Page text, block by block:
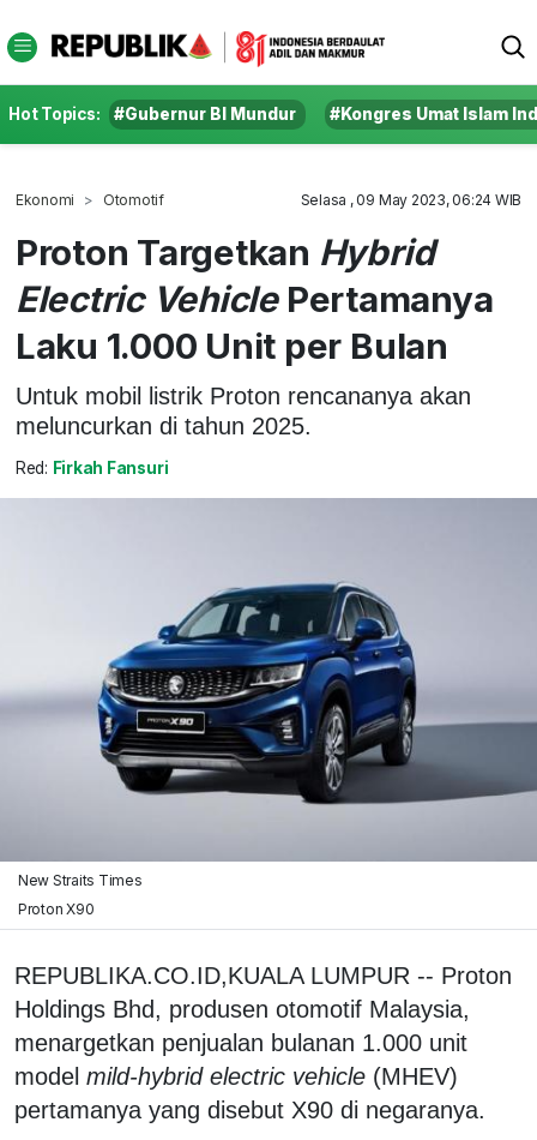
Hot Topics: #Gubernur BI Mundur #Kongres Umat Islam
Ekonomi Otomotif Selasa , 09 May 2023, 06:24 WIB
Proton Targetkan Hybrid
Electric VehiclePertamanya
Laku 1.000 Unit per Bulan
Untuk mobil listrik Proton rencananya akan
meluncurkan di tahun 2025.
Red: Firkah Fansuri
New Straits Times
Proton X90
REPUBLIKA.CO.ID,KUALA LUMPUR -- Proton
Holdings Bhd, produsen otomotif Malaysia,
menargetkan penjualan bulanan 1.000 unit
model mild-hybrid electric vehicle (MHEV)
pertamanya yang disebut X90 di negaranya.